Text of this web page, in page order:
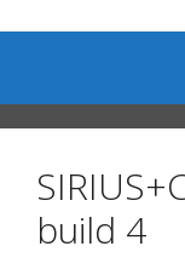
build 4